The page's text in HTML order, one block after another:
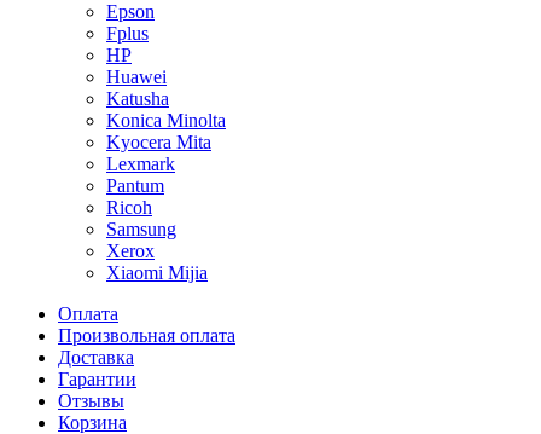
Epson
Fplus
HP
Huawei
Katusha
Konica Minolta
Kyocera Mita
Lexmark
Pantum
Ricoh
Samsung
Xerox
Xiaomi Mijia
Оплата
Произвольная оплата
Доставка
Гарантии
Отзывы
Корзина